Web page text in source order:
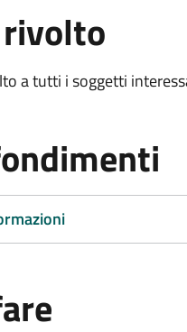
a tutti i soggetti